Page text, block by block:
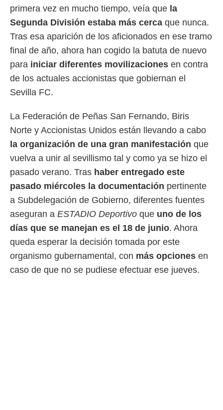
únicos
similares
como
IP
posible
traten tus
en
a lo que
Para
u
momento
en
en
primera vez en mucho tiempo, veía que la
Segunda División estaba más cerca que nunca.
Tras esa aparición de los aficionados en ese tramo
final de año, ahora han cogido la batuta de nuevo
para iniciar diferentes movilizaciones en contra
de los actuales accionistas que gobiernan el
Sevilla FC.
La Federación de Peñas San Fernando, Biris
Norte y Accionistas Unidos están llevando a cabo
la organización de una gran manifestación que
vuelva a unir al sevillismo tal y como ya se hizo el
pasado verano. Tras haber entregado este
pasado miércoles la documentación pertinente
a Subdelegación de Gobierno, diferentes fuentes
aseguran a ESTADIO Deportivo que uno de los
días que se manejan es el 18 de junio. Ahora
queda esperar la decisión tomada por este
organismo gubernamental, con más opciones en
caso de que no se pudiese efectuar ese jueves.